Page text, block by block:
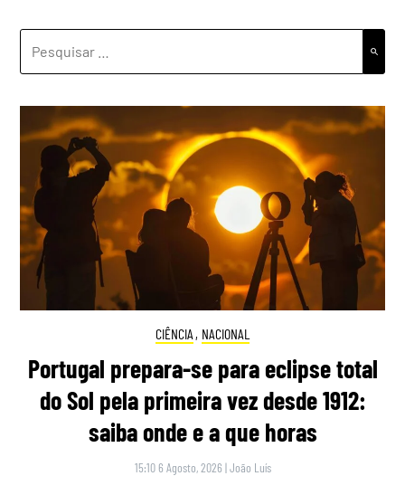
CIÊNCIA , NACIONAL
Portugal prepara-se para eclipse total
do Sol pela primeira vez desde 1912:
saiba onde e a que horas
15:10 6 Agosto, 2026 |João Luís